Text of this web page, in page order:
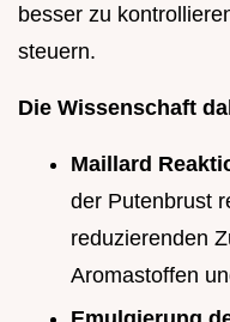
besser zu
steuern.
Die Wissenschaft
Maillard
der Putenbrust
reduzierenden
Aromastoffen